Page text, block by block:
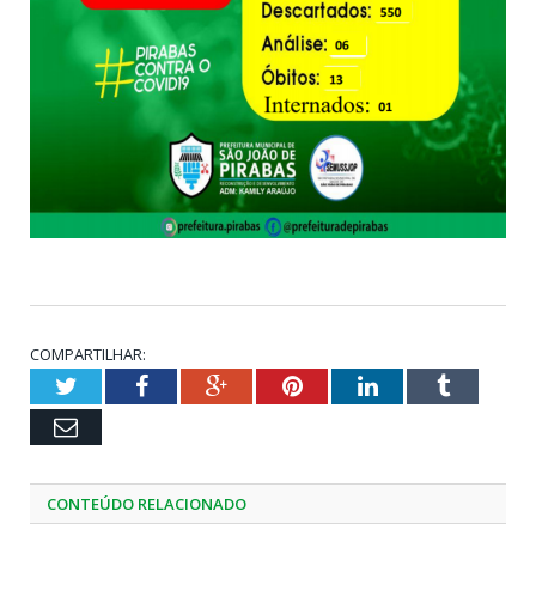
COMPARTILHAR:
TwitterFacebookGoogle+PinterestLinkedInTumblr
Email
CONTEÚDO RELACIONADO